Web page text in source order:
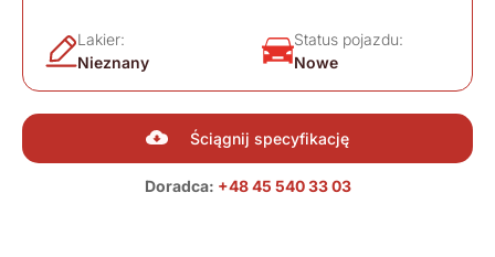
Lakier:
Nieznany
Status pojazdu:
Nowe
Ściągnij specyfikację
Doradca: +48 45 540 33 03